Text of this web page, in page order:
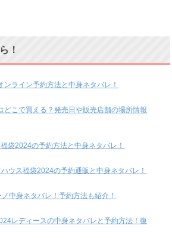
！
ライン予約方法と中身ネタバレ！
どこで買える？発売日や販売店舗の場所情報
袋2024の予約方法と中身ネタバレ！
ウス福袋2024の予約通販と中身ネタバレ！
中身ネタバレ！予約方法も紹介！
レディースの中身ネタバレと予約方法！復